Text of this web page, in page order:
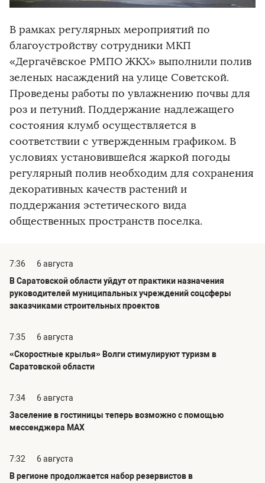
В рамках регулярных мероприятий по
благоустройству сотрудники МКП
«Дергачёвское РМПО ЖКХ» выполнили полив
зеленых насаждений на улице Советской.
Проведены работы по увлажнению почвы для
роз и петуний. Поддержание надлежащего
состояния клумб осуществляется в
соответствии с утвержденным графиком. В
условиях установившейся жаркой погоды
регулярный полив необходим для сохранения
декоративных качеств растений и
поддержания эстетического вида
общественных пространств поселка.
7:36
6 августа
В Саратовской области уйдут от практики назначения
руководителей муниципальных учреждений соцсферы
заказчиками строительных проектов
7:35
6 августа
«Скоростные крылья» Волги стимулируют туризм в
Саратовской области
7:34
6 августа
Заселение в гостиницы теперь возможно с помощью
мессенджера MAX
7:32
6 августа
В регионе продолжается набор резервистов в